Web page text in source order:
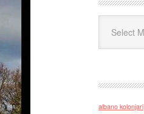
albano kolonjari